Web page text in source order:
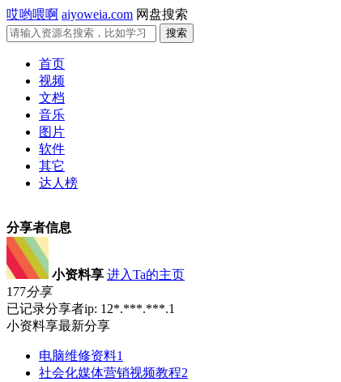
哎哟喂啊 aiyoweia.com 网盘搜索
首页
视频
文档
音乐
图片
软件
其它
达人榜
分享者信息
小资料享 进入Ta的主页
177分享
已记录分享者ip: 12*.***.***.1
小资料享最新分享
电脑维修资料1
社会化媒体营销视频教程2